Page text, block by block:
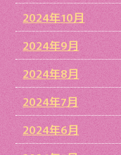
2024年10月
2024年9月
2024年8月
2024年7月
2024年6月